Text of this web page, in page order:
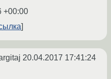
+00:00
20.04.2017 17:41:24